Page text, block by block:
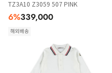
TZ3A10 Z3059 507 PINK
6%339,000
해외배송